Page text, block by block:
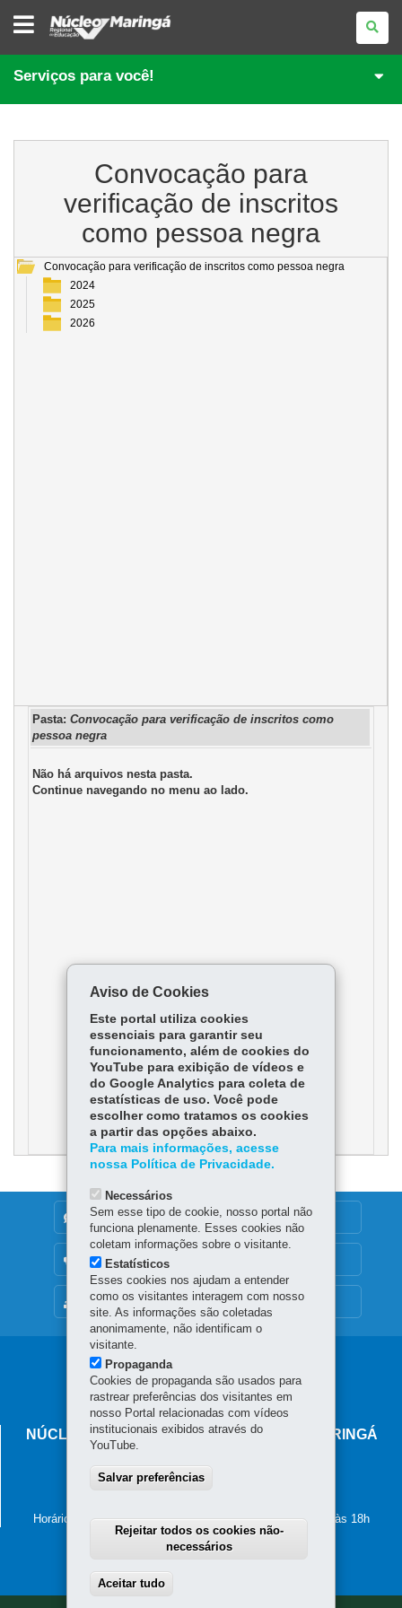
NÚCLEO
REGIONAL
EDUCAÇÃO
DE
MARINGÁ
Serviços para você!
Convocação para
verificação de inscritos
como pessoa negra
Convocação para verificação de inscritos como pessoa negra
2024
2025
2026
Pasta: Convocação para verificação de inscritos como
pessoa negra
Não há arquivos nesta pasta.
Continue navegando no menu ao lado.
MAPA DO SITE
DENUNCIE CORRUPÇÃO
OUVIDORIA
Navegação
principal
NÚCLEO REGIONAL DE EDUCAÇÃO DE MARINGÁ
87.015-630-Maringá
Horário de atendimento: de segunda a sexta-feira, das 8h às 18h
Aviso de Cookies
Este portal utiliza cookies
essenciais para garantir seu
funcionamento, além de cookies do
YouTube para exibição de vídeos e
do Google Analytics para coleta de
estatísticas de uso. Você pode
escolher como tratamos os cookies
a partir das opções abaixo.
Para mais informações, acesse
nossa Política de Privacidade.
Necessários
Sem esse tipo de cookie, nosso portal não
funciona plenamente. Esses cookies não
coletam informações sobre o visitante.
Estatísticos
Esses cookies nos ajudam a entender
como os visitantes interagem com nosso
site. As informações são coletadas
anonimamente, não identificam o
visitante.
Propaganda
Cookies de propaganda são usados para
rastrear preferências dos visitantes em
nosso Portal relacionadas com vídeos
institucionais exibidos através do
YouTube.
Salvar preferências
Rejeitar todos os cookies não-
necessários
Aceitar tudo